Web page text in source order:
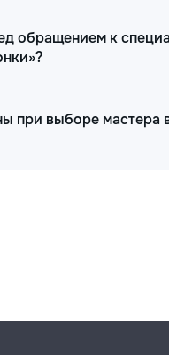
обращением к
при выборе мастера